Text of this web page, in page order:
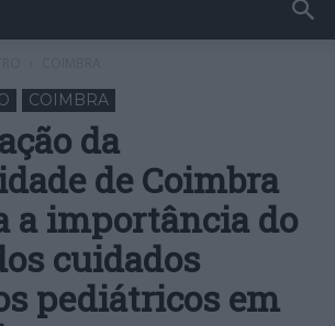
COIMBRA
da
de Coimbra
a importância do
cuidados
pediátricos em